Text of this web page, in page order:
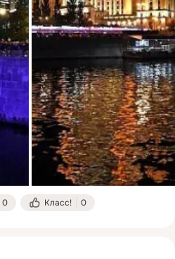
0 Класс! 0